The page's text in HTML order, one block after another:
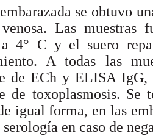
se obtuvo
Las
4° C y el suero
A todas las
de ECh y ELISA
de toxoplasmosis. Se
igual forma, en las
serología en caso de